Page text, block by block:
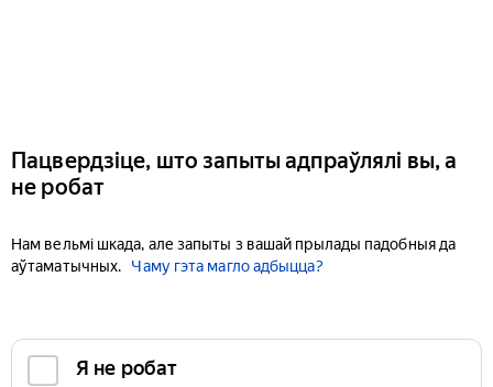
Пацвердзіце, што запыты адпраўлялі вы, а
не робат
Нам вельмі шкада, але запыты з вашай прылады падобныя да
аўтаматычных.
Чаму гэта магло адбыцца?
Я не робат